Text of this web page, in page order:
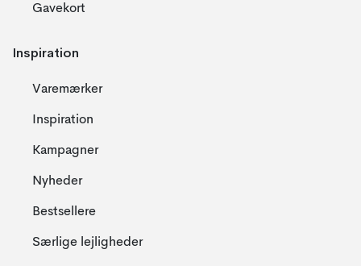
Gavekort
Inspiration
Varemærker
Inspiration
Kampagner
Nyheder
Bestsellere
Særlige lejligheder